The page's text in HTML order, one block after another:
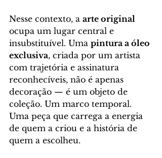
Nesse contexto, a arte original
ocupa um lugar central e
insubstituível. Uma pintura a óleo
exclusiva, criada por um artista
com trajetória e assinatura
reconhecíveis, não é apenas
decoração — é um objeto de
coleção. Um marco temporal.
Uma peça que carrega a energia
de quem a criou e a história de
quem a escolheu.